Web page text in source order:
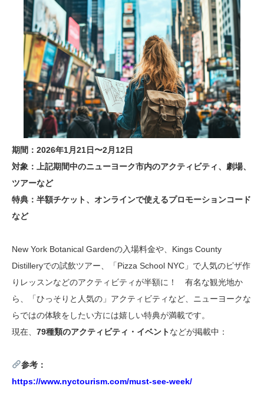
期間：2026年1月21日〜2月12日
対象：上記期間中のニューヨーク市内のアクティビティ、劇場、
ツアーなど
特典：半額チケット、オンラインで使えるプロモーションコード
など
New York Botanical Gardenの入場料金や、Kings County
Distilleryでの試飲ツアー、「Pizza School NYC」で人気のピザ作
りレッスンなどのアクティビティが半額に！ 有名な観光地か
ら、「ひっそりと人気の」アクティビティなど、ニューヨークな
らではの体験をしたい方には嬉しい特典が満載です。
現在、 79種類のアクティビティ・イベントなどが掲載中：
参考：
https://www.nyctourism.com/must-see-week/